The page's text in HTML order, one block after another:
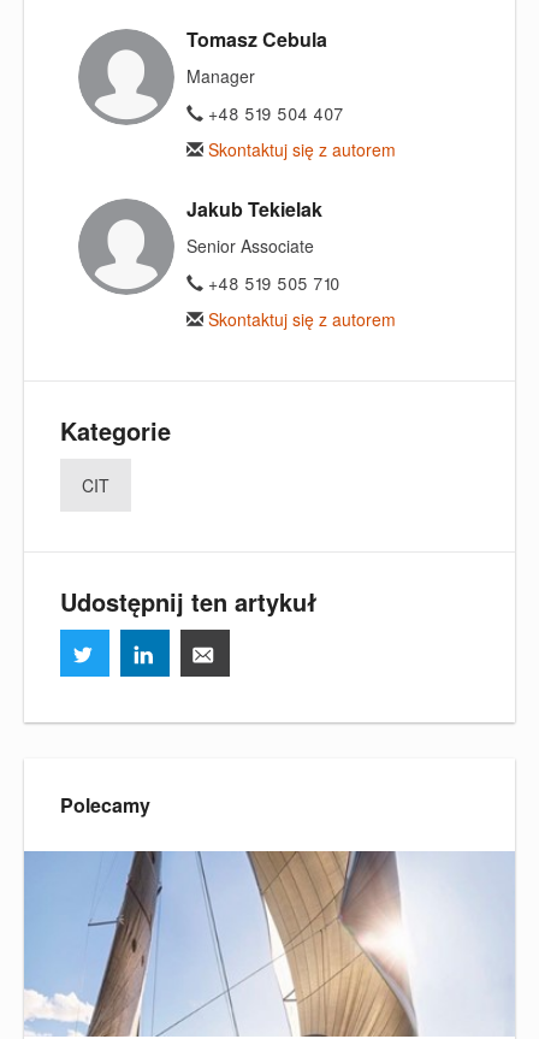
Tomasz Cebula
Manager
+48 519 504 407
Skontaktuj się z autorem
Jakub Tekielak
Senior Associate
+48 519 505 710
Skontaktuj się z autorem
Kategorie
CIT
Udostępnij ten artykuł
Polecamy